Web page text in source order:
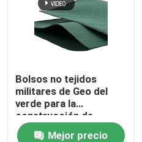
Bolsos no tejidos
militares de Geo del
verde para la
construcción de
dragado
Mejor precio